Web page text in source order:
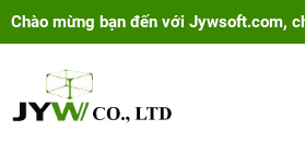
Chào mừng bạn đến với Jywsoft.com,
đây để giúp bạn!